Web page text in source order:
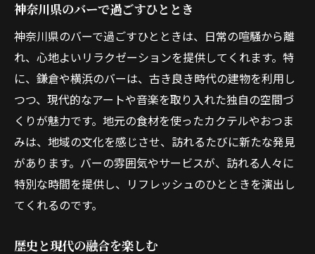
神奈川県のバーで過ごすひととき
神奈川県のバーで過ごすひとときは、日常の喧騒から離
れ、心地よいリラクゼーションを提供してくれます。特
に、鎌倉や横浜のバーは、古き良き時代の建物を利用し
つつ、現代的なアートや音楽を取り入れた独自の空間づ
くりが魅力です。地元の食材を使ったカクテルやおつま
みは、地域の文化を感じさせ、訪れるたびに新たな発見
があります。バーの雰囲気やサービスが、訪れる人々に
特別な時間を提供し、リフレッシュのひとときを演出し
てくれるのです。
歴史と現代の融合を楽しむ